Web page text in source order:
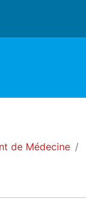
de Médecine